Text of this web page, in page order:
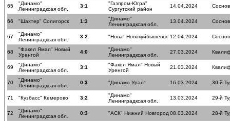
65
"Динамо"
Ленинградксая обл.
3:1
"Газпром-Югра"
Сургутский район
14.04.2024
66 "Шахтер" Солигорск 1:3
"Динамо"
Ленинградксая обл.
13.04.2024
67
"Динамо"
Ленинградксая обл.
3:2 "Нова" Новокуйбышевск 12.04.2024
68
"Факел Ямал" Новый
Уренгой
4:0
"Динамо"
Ленинградксая обл.
27.03.2024
69
"Динамо"
Ленинградксая обл.
3:1
"Факел Ямал" Новый
Уренгой
21.03.2024
70
"Динамо"
Ленинградксая обл.
0:3 "Динамо-Урал" 16.03.2024 30-й
71 "Кузбасс" Кемерово 3:2
"Динамо"
Ленинградксая обл.
13.03.2024 29-й
72
"Динамо"
Ленинградксая обл.
0:3 "АСК" Нижний Новгород 08.03.2024 28-й